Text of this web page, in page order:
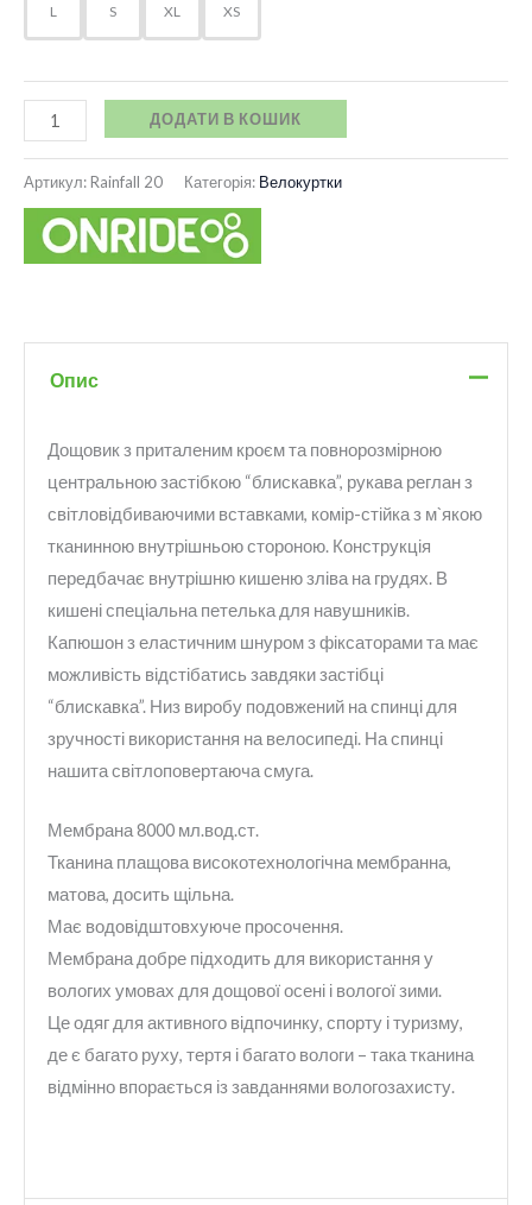
L S XL XS
ДОДАТИ В КОШИК
Артикул:Rainfall 20 Категорія: Велокуртки
Опис
Дощовик з приталеним кроєм та повнорозмірною
центральною застібкою “блискавка”, рукава реглан з
світловідбиваючими вставками, комір-стійка з м`якою
тканинною внутрішньою стороною. Конструкція
передбачає внутрішню кишеню зліва на грудях. В
кишені спеціальна петелька для навушників.
Капюшон з еластичним шнуром з фіксаторами та має
можливість відстібатись завдяки застібці
“блискавка”. Низ виробу подовжений на спинці для
зручності використання на велосипеді. На спинці
нашита світлоповертаюча смуга.
Мембрана 8000 мл.вод.ст.
Тканина плащова високотехнологічна мембранна,
матова, досить щільна.
Має водовідштовхуюче просочення.
Мембрана добре підходить для використання у
вологих умовах для дощової осені і вологої зими.
Це одяг для активного відпочинку, спорту і туризму,
де є багато руху, тертя і багато вологи – така тканина
відмінно впорається із завданнями вологозахисту.